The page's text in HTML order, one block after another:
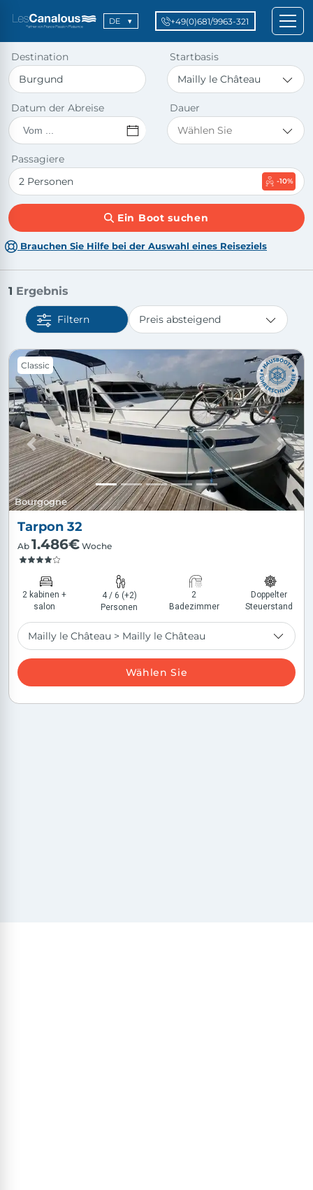
DE +49(0)681/9963-321
Destination Startbasis
Datum der Abreise Dauer
Passagiere
-10%
Ein Boot suchen
Brauchen Sie Hilfe bei der Auswahl eines Reiseziels
1 Ergebnis
Filtern
Slide 1 of 5
Bourgogne
Classic
Previous Next
Tarpon 32
Ab 1.486€ Woche
2 kabinen +
salon
4 / 6 (+2)
Personen
2
Badezimmer
Doppelter
Steuerstand
Wählen Sie